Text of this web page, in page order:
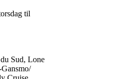
til
Sud, Lone